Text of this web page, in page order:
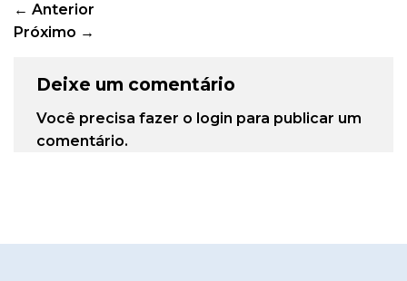
← Anterior
Próximo →
Deixe um comentário
Você precisa fazer o login para publicar um
comentário.